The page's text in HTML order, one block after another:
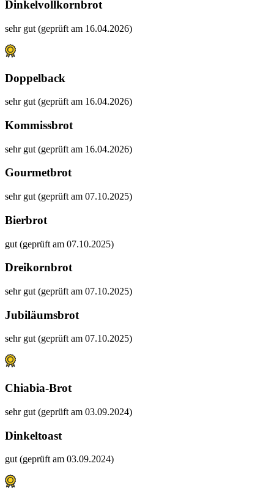
Dinkelvollkornbrot
sehr gut (geprüft am 16.04.2026)
Doppelback
sehr gut (geprüft am 16.04.2026)
Kommissbrot
sehr gut (geprüft am 16.04.2026)
Gourmetbrot
sehr gut (geprüft am 07.10.2025)
Bierbrot
gut (geprüft am 07.10.2025)
Dreikornbrot
sehr gut (geprüft am 07.10.2025)
Jubiläumsbrot
sehr gut (geprüft am 07.10.2025)
Chiabia-Brot
sehr gut (geprüft am 03.09.2024)
Dinkeltoast
gut (geprüft am 03.09.2024)